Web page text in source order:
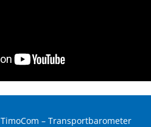
TimoCom – Transportbarometer